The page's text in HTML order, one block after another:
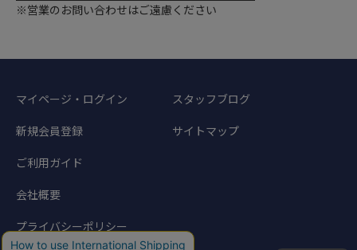
※営業のお問い合わせはご遠慮ください
マイページ・ログイン
新規会員登録
ご利用ガイド
会社概要
プライバシーポリシー
スタッフブログ
サイトマップ